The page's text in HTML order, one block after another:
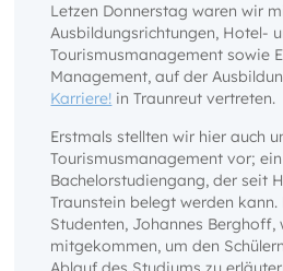
Letzen Donnerstag waren wir
Ausbildungsrichtungen, Hotel-
Tourismusmanagement sowie
Management, auf der
Karriere! in Traunreut vertreten.
Erstmals stellten wir hier auch
Tourismusmanagement vor; ein
Bachelorstudiengang, der seit
Traunstein belegt werden kann.
Studenten, Johannes Berghoff,
mitgekommen, um den